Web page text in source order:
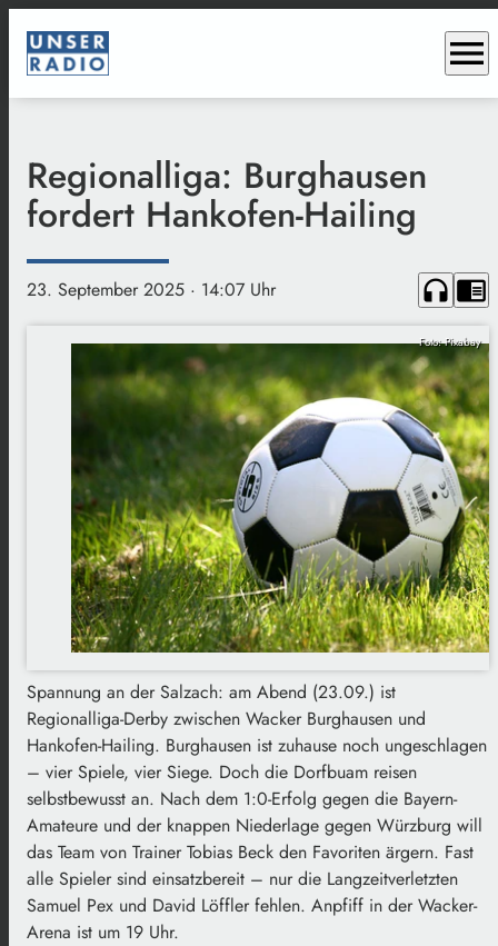
menu
Regionalliga: Burghausen
fordert Hankofen-Hailing
23. September 2025 · 14:07 Uhr headphones chrome_reader_mode
Foto: Pixabay
Spannung an der Salzach: am Abend (23.09.) ist
Regionalliga-Derby zwischen Wacker Burghausen und
Hankofen-Hailing. Burghausen ist zuhause noch ungeschlagen
– vier Spiele, vier Siege. Doch die Dorfbuam reisen
selbstbewusst an. Nach dem 1:0-Erfolg gegen die Bayern-
Amateure und der knappen Niederlage gegen Würzburg will
das Team von Trainer Tobias Beck den Favoriten ärgern. Fast
alle Spieler sind einsatzbereit – nur die Langzeitverletzten
Samuel Pex und David Löffler fehlen. Anpfiff in der Wacker-
Arena ist um 19 Uhr.